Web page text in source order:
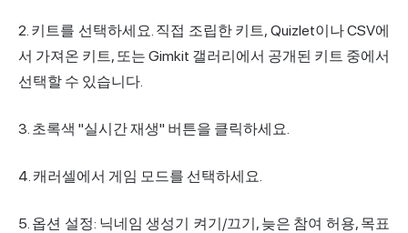
2. 키트를 선택하세요. 직접 조립한 키트, Quizlet이나 CSV에
서 가져온 키트, 또는 Gimkit 갤러리에서 공개된 키트 중에서
선택할 수 있습니다.
3. 초록색 "실시간 재생" 버튼을 클릭하세요.
4. 캐러셀에서 게임 모드를 선택하세요.
5. 옵션 설정: 닉네임 생성기 켜기/끄기, 늦은 참여 허용, 목표